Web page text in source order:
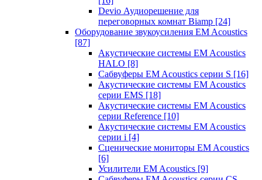
Devio Аудиорешение для
переговорных комнат Biamp [24]
Оборудование звукоусиления EM Acoustics
[87]
Акустические системы EM Acoustics
HALO [8]
Сабвуферы EM Acoustics серии S [16]
Акустические системы EM Acoustics
серии EMS [18]
Акустические системы EM Acoustics
серии Reference [10]
Акустические системы EM Acoustics
серии i [4]
Сценические мониторы EM Acoustics
[6]
Усилители EM Acoustics [9]